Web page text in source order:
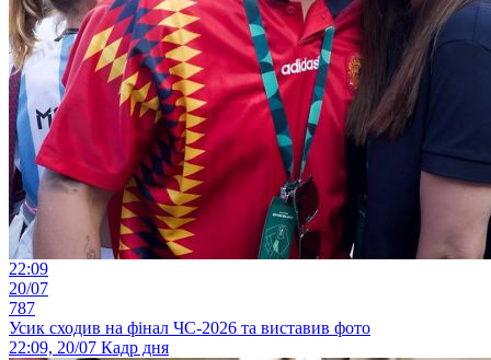
22:09
20/07
787
Усик сходив на фінал ЧС-2026 та виставив фото
22:09, 20/07 Кадр дня